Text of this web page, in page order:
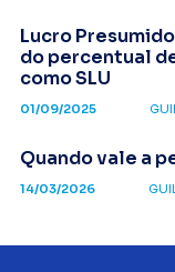
Lucro
do percentual
como SLU
01/09/2025
Quando vale a
14/03/2026